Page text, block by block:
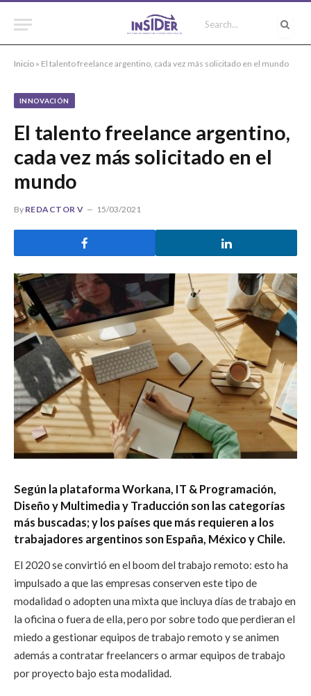
Inicio » El talento freelance argentino, cada vez más solicitado en el mundo
INNOVACIÓN
El talento freelance argentino,
cada vez más solicitado en el
mundo
By REDACTOR V 15/03/2021
Según la plataforma Workana, IT & Programación,
Diseño y Multimedia y Traducción son las categorías
más buscadas; y los países que más requieren a los
trabajadores argentinos son España, México y Chile.
El 2020 se convirtió en el boom del trabajo remoto: esto ha
impulsado a que las empresas conserven este tipo de
modalidad o adopten una mixta que incluya días de trabajo en
la oficina o fuera de ella, pero por sobre todo que perdieran el
miedo a gestionar equipos de trabajo remoto y se animen
además a contratar freelancers o armar equipos de trabajo
por proyecto bajo esta modalidad.